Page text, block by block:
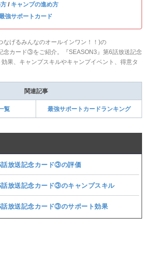
/ キャンプの進め方
強サポートカード
げるみんなのオールインワン！！)の
念カード③をご紹介。『SEASON3』第6話放送記念
果、キャンプスキルやキャンプイベント、得意タ
関連記事
覧 最強サポートカードランキング
放送記念カード③の評価
放送記念カード③のキャンプスキル
放送記念カード③のサポート効果